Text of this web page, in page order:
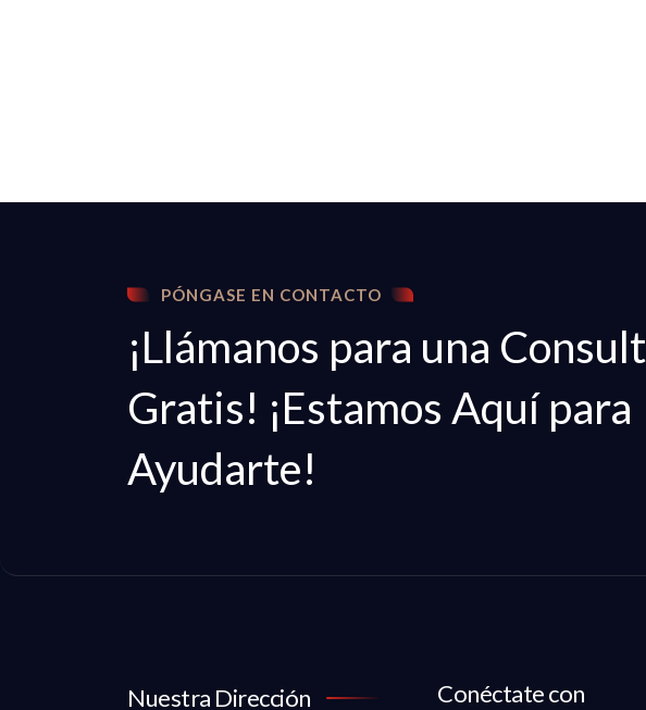
PÓNGASE EN CONTACTO
¡Llámanos para una
Gratis! ¡Estamos Aquí para
Ayudarte!
Nuestra Dirección
Conéctate con